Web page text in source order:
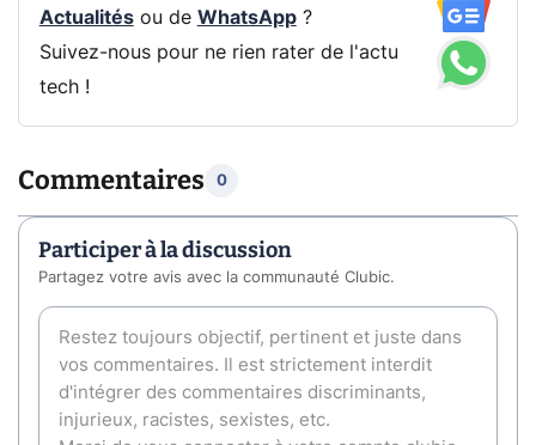
Actualitésou de WhatsApp?
Suivez-nous pour ne rien rater de l'actu
tech !
Commentaires 0
Participer à la discussion
Partagez votre avis avec la communauté Clubic.